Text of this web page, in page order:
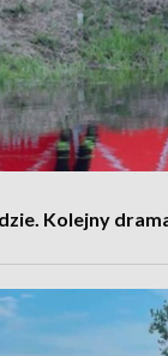
Kolejny